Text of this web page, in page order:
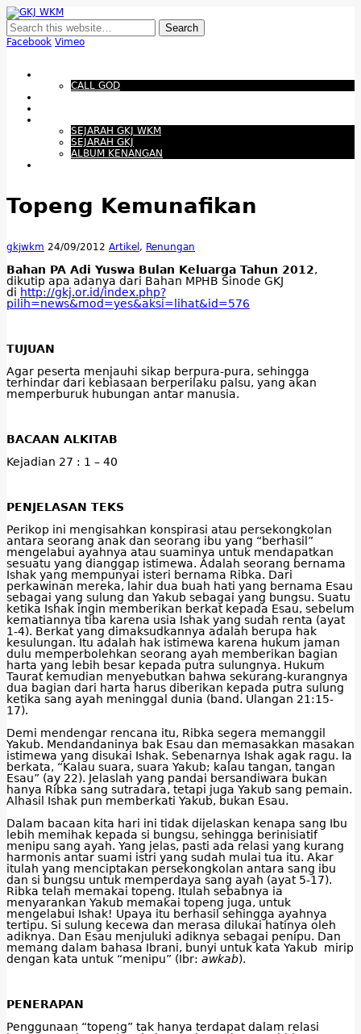
Membangun Gereja Kokoh melalui Pelayanan Holistik, Teknologi, dan
Budaya Apresiatif
Facebook Vimeo
CALL GOD
SEJARAH GKJ WKM
SEJARAH GKJ
ALBUM KENANGAN
Topeng Kemunafikan
gkjwkm 24/09/2012 Artikel , Renungan
Bahan PA Adi Yuswa Bulan Keluarga Tahun 2012,
dikutip apa adanya dari Bahan MPHB Sinode GKJ
di http://gkj.or.id/index.php?
pilih=news&mod=yes&aksi=lihat&id=576
TUJUAN
Agar peserta menjauhi sikap berpura-pura, sehingga
terhindar dari kebiasaan berperilaku palsu, yang akan
memperburuk hubungan antar manusia.
BACAAN ALKITAB
Kejadian 27 : 1 – 40
PENJELASAN TEKS
Perikop ini mengisahkan konspirasi atau persekongkolan
antara seorang anak dan seorang ibu yang “berhasil”
mengelabui ayahnya atau suaminya untuk mendapatkan
sesuatu yang dianggap istimewa. Adalah seorang bernama
Ishak yang mempunyai isteri bernama Ribka. Dari
perkawinan mereka, lahir dua buah hati yang bernama Esau
sebagai yang sulung dan Yakub sebagai yang bungsu. Suatu
ketika Ishak ingin memberikan berkat kepada Esau, sebelum
kematiannya tiba karena usia Ishak yang sudah renta (ayat
1-4). Berkat yang dimaksudkannya adalah berupa hak
kesulungan. Itu adalah hak istimewa karena hukum jaman
dulu memperbolehkan seorang ayah memberikan bagian
harta yang lebih besar kepada putra sulungnya. Hukum
Taurat kemudian menyebutkan bahwa sekurang-kurangnya
dua bagian dari harta harus diberikan kepada putra sulung
ketika sang ayah meninggal dunia (band. Ulangan 21:15-
17).
Demi mendengar rencana itu, Ribka segera memanggil
Yakub. Mendandaninya bak Esau dan memasakkan masakan
istimewa yang disukai Ishak. Sebenarnya Ishak agak ragu. Ia
berkata, “Kalau suara, suara Yakub; kalau tangan, tangan
Esau” (ay 22). Jelaslah yang pandai bersandiwara bukan
hanya Ribka sang sutradara, tetapi juga Yakub sang pemain.
Alhasil Ishak pun memberkati Yakub, bukan Esau.
Dalam bacaan kita hari ini tidak dijelaskan kenapa sang Ibu
lebih memihak kepada si bungsu, sehingga berinisiatif
menipu sang ayah. Yang jelas, pasti ada relasi yang kurang
harmonis antar suami istri yang sudah mulai tua itu. Akar
itulah yang menciptakan persekongkolan antara sang ibu
dan si bungsu untuk memperdaya sang ayah (ayat 5-17).
Ribka telah memakai topeng. Itulah sebabnya ia
menyarankan Yakub memakai topeng juga, untuk
mengelabui Ishak! Upaya itu berhasil sehingga ayahnya
tertipu. Si sulung kecewa dan merasa dilukai hatinya oleh
adiknya. Dan Esau menjuluki adiknya sebagai penipu. Dan
memang dalam bahasa Ibrani, bunyi untuk kata Yakub mirip
dengan kata untuk “menipu” (Ibr: awkab).
PENERAPAN
Penggunaan “topeng” tak hanya terdapat dalam relasi